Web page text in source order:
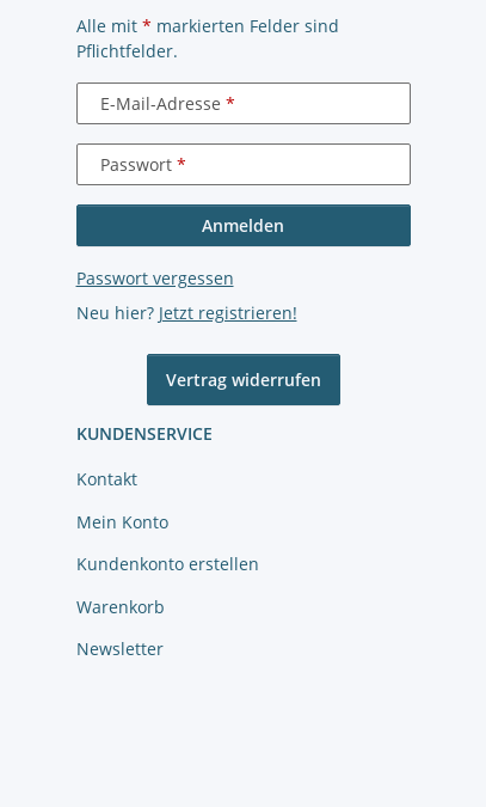
Alle mit * markierten Felder sind
Pflichtfelder.
E-Mail-Adresse
Passwort
Anmelden
Passwort vergessen
Neu hier? Jetzt registrieren!
Vertrag widerrufen
KUNDENSERVICE
Kontakt
Mein Konto
Kundenkonto erstellen
Warenkorb
Newsletter